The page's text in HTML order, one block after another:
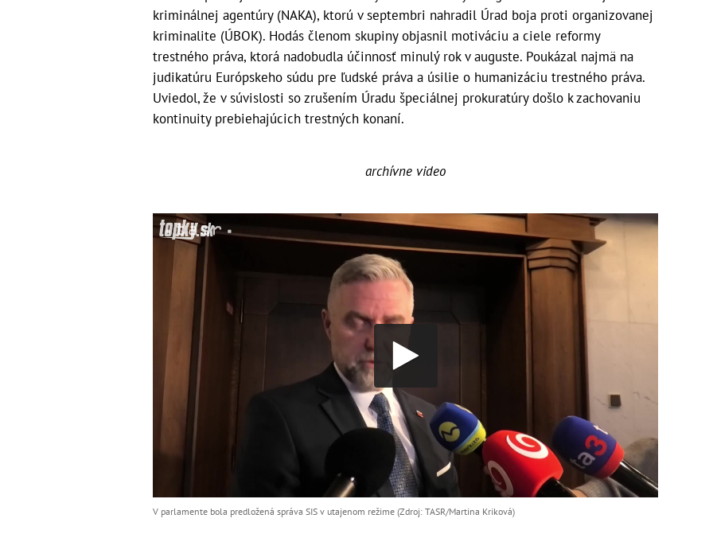
kriminálnej agentúry (NAKA), ktorú v septembri nahradil Úrad boja proti organizovanej
kriminalite (ÚBOK). Hodás členom skupiny objasnil motiváciu a ciele reformy
trestného práva, ktorá nadobudla účinnosť minulý rok v auguste. Poukázal najmä na
judikatúru Európskeho súdu pre ľudské práva a úsilie o humanizáciu trestného práva.
Uviedol, že v súvislosti so zrušením Úradu špeciálnej prokuratúry došlo k zachovaniu
kontinuity prebiehajúcich trestných konaní.
archívne video
V parlamente bola predložená správa SIS v utajenom režime (Zdroj: TASR/Martina Kriková)